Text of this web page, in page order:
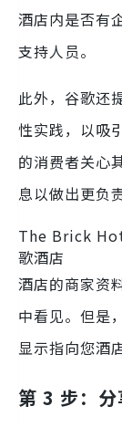
酒店内是否有
支持人员。
此外，谷歌还
性实践，以吸
的消费者关心
息以做出更负
The Brick
歌酒店
酒店的商家资
中看见。但是
显示指向您酒
第 3 步：